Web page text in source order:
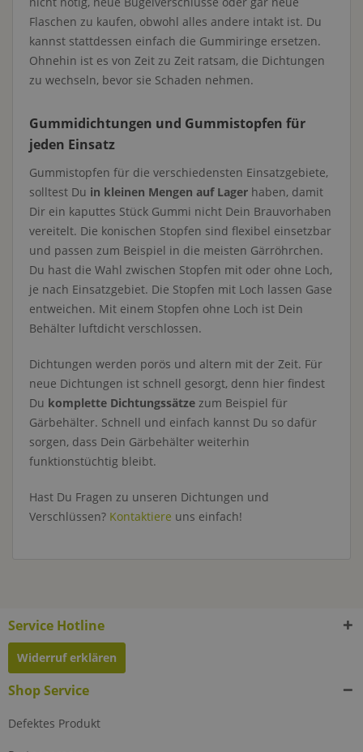
Flaschen zu kaufen, obwohl alles andere intakt ist. Du
kannst stattdessen einfach die Gummiringe ersetzen.
Ohnehin ist es von Zeit zu Zeit ratsam, die Dichtungen
zu wechseln, bevor sie Schaden nehmen.
Gummidichtungen und Gummistopfen für
jeden Einsatz
Gummistopfen für die verschiedensten Einsatzgebiete,
solltest Du in kleinen Mengen auf Lager haben, damit
Dir ein kaputtes Stück Gummi nicht Dein Brauvorhaben
vereitelt. Die konischen Stopfen sind flexibel einsetzbar
und passen zum Beispiel in die meisten Gärröhrchen.
Du hast die Wahl zwischen Stopfen mit oder ohne Loch,
je nach Einsatzgebiet. Die Stopfen mit Loch lassen Gase
entweichen. Mit einem Stopfen ohne Loch ist Dein
Behälter luftdicht verschlossen.
Dichtungen werden porös und altern mit der Zeit. Für
neue Dichtungen ist schnell gesorgt, denn hier findest
Du komplette Dichtungssätze zum Beispiel für
Gärbehälter. Schnell und einfach kannst Du so dafür
sorgen, dass Dein Gärbehälter weiterhin
funktionstüchtig bleibt.
Hast Du Fragen zu unseren Dichtungen und
Verschlüssen? Kontaktiere uns einfach!
Service Hotline
Widerruf erklären
Shop Service
Defektes Produkt